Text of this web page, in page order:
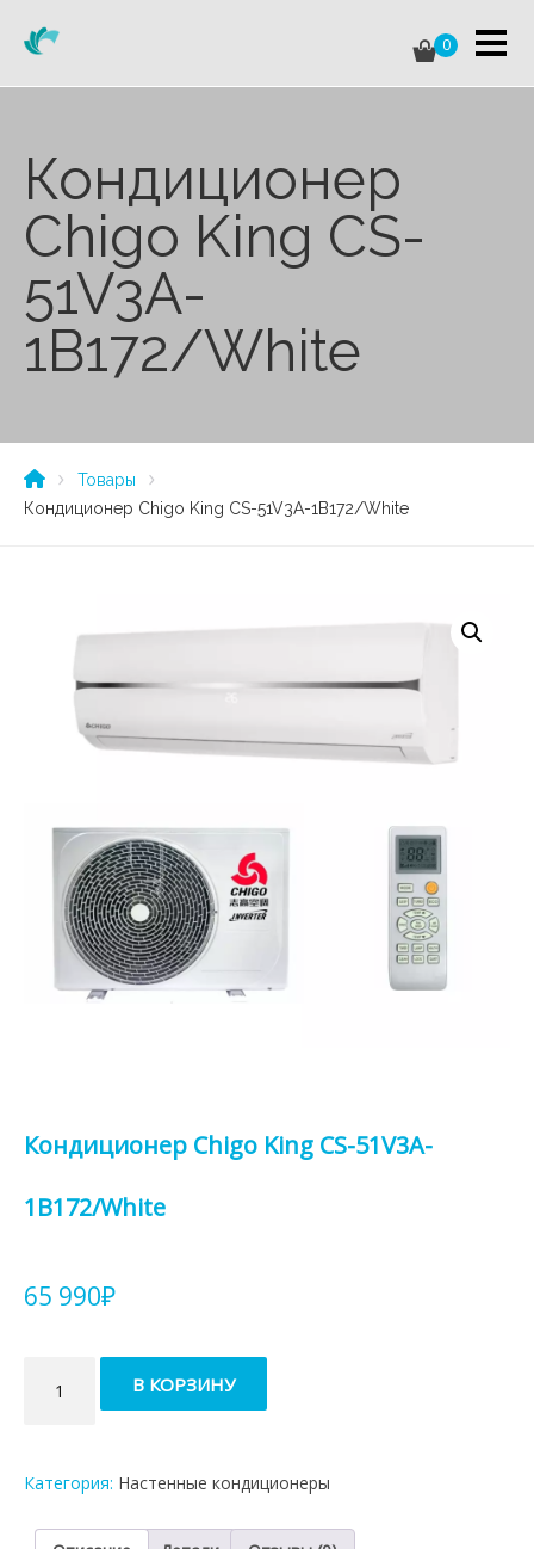
0
Кондиционер
Chigo King CS-
51V3A-
1B172/White
Товары
Кондиционер Chigo King CS-51V3A-1B172/White
Кондиционер Chigo King CS-51V3A-
1B172/White
65 990₽
товара
CS-
1B172/White
В КОРЗИНУ
Категория: Настенные кондиционеры